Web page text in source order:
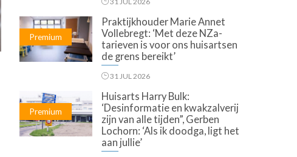
Premium
Praktijkhouder Marie Annet
Vollebregt: ‘Met deze NZa-
tarieven is voor ons huisartsen
de grens bereikt’
31 JUL 2026
Premium
Huisarts Harry Bulk:
‘Desinformatie en kwakzalverij
zijn van alle tijden”, Gerben
Lochorn: ‘Als ik doodga, ligt het
aan jullie’